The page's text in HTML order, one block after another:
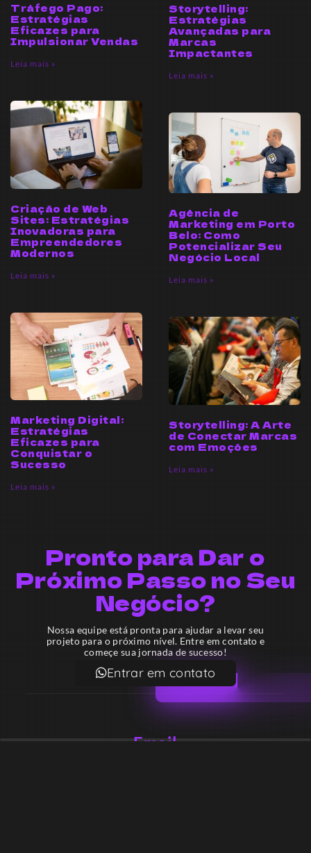
Tráfego Pago:
Estratégias
Eficazes para
Impulsionar Vendas
Leia mais »
Storytelling:
Estratégias
Avançadas para
Marcas
Impactantes
Leia mais »
Criação de Web
Sites: Estratégias
Inovadoras para
Empreendedores
Modernos
Leia mais »
Agência de
Marketing em Porto
Belo: Como
Potencializar Seu
Negócio Local
Leia mais »
Marketing Digital:
Estratégias
Eficazes para
Conquistar o
Sucesso
Leia mais »
Storytelling: A Arte
de Conectar Marcas
com Emoções
Leia mais »
Pronto para Dar o
Próximo Passo no Seu
Negócio?
Nossa equipe está pronta para ajudar a levar seu
projeto para o próximo nível. Entre em contato e
começe sua jornada de sucesso!
Entrar em contato
Email